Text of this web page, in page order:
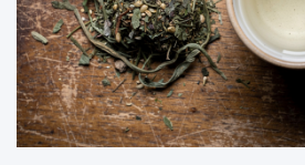
z
y
n
a
p
r
a